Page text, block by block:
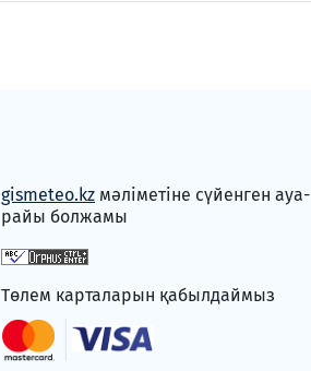
gismeteo.kz мәліметіне сүйенген ауа-
райы болжамы
Төлем карталарын қабылдаймыз